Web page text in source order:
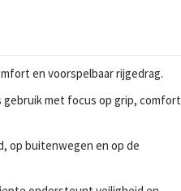
en voorspelbaar rijgedrag.
gebruik met focus op grip, comfort
op buitenwegen en op de